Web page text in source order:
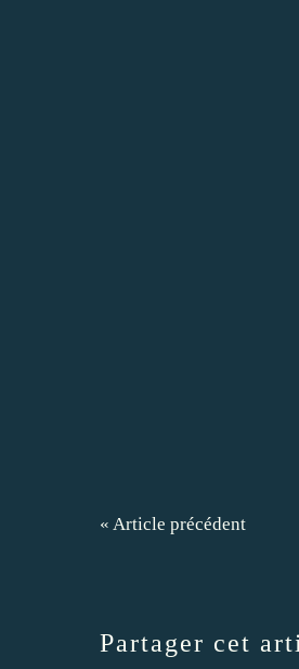
« Article précédent
Partager cet